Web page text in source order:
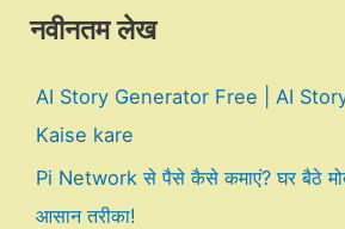
नवीनतम लेख
AI Story Generator Free | AI
Kaise kare
Pi Network से पैसे कैसे कमाएं? घर बैठे
आसान तरीका!